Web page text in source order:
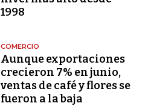
1998
COMERCIO
Aunque exportaciones
crecieron 7% en junio,
ventas de café y flores se
fueron a la baja